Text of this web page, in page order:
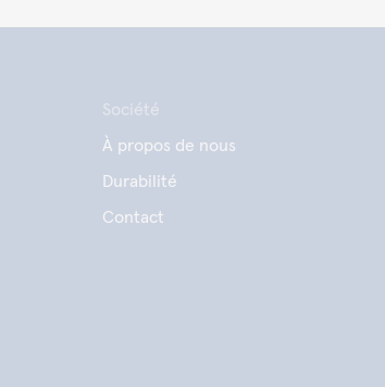
Société
À propos de nous
Durabilité
Contact